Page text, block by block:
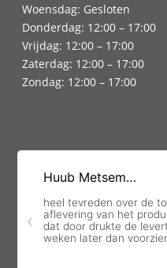
Woensdag: Gesloten
Donderdag: 12:00 – 17:00
Vrijdag: 12:00 – 17:00
Zaterdag: 12:00 – 17:00
Zondag: 12:00 – 17:00